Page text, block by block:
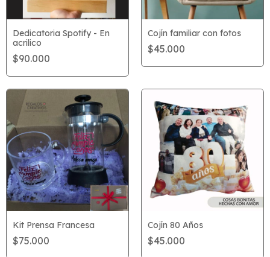
Dedicatoria Spotify - En
acrilico
$90.000
Cojín familiar con fotos
$45.000
Kit Prensa Francesa
$75.000
Cojín 80 Años
$45.000